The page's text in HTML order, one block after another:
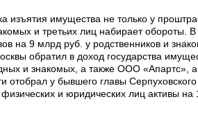
изъятия имущества не только у
и третьих лиц набирает обороты.
на 9 млрд руб. у родственников и
обратил в доход государства
и знакомых, а также ООО «Апартс», а
отобрал у бывшего главы
и юридических лиц активы на